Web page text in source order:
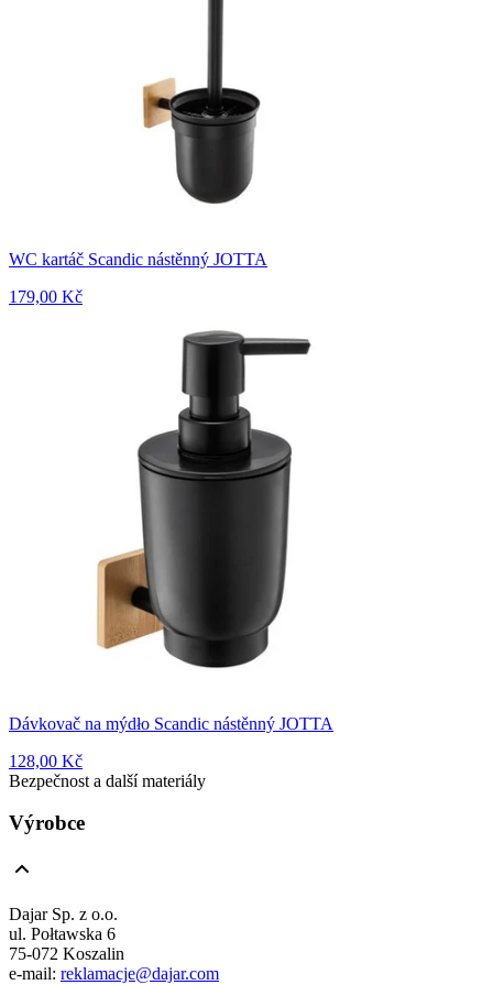
WC kartáč Scandic nástěnný JOTTA
179,00 Kč
Dávkovač na mýdło Scandic nástěnný JOTTA
128,00 Kč
Bezpečnost a další materiály
Výrobce
Dajar Sp. z o.o.
ul. Połtawska 6
75-072 Koszalin
e-mail: reklamacje@dajar.com